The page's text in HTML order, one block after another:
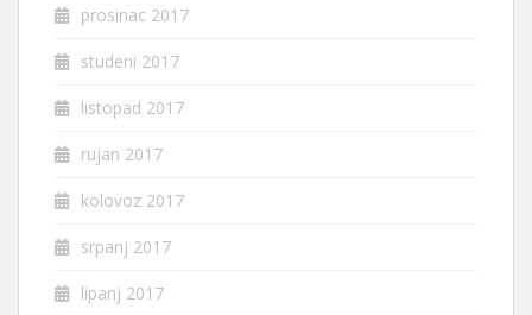
prosinac 2017
studeni 2017
listopad 2017
rujan 2017
kolovoz 2017
srpanj 2017
lipanj 2017